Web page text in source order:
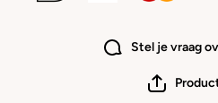
Stel je vraag